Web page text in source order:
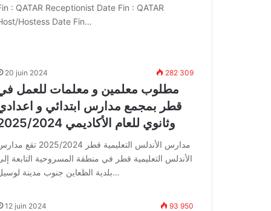
: QATAR Receptionist Date Fin : QATAR
Hostess Date Fin…
20 juin 2024 282 309
مطلوب معلمين و معلمات للعمل
قطر بمجمع مدارس ابتدائي و
وثانوي للعام الأكاديمي 2025/2024
مدارس الأندلس التعليمية قطر 2025/2024 تقع
الأندلس التعليمية قطر في منطقة المسروحية التابعة
بلدية الظعاين جنوب مدينة لوسيل…
12 juin 2024 93 950